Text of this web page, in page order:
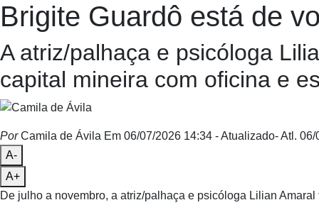
Brigite Guardô está de
A atriz/palhaça e psicóloga
capital mineira com oficina e
PorCamila de Ávila Em 06/07/2026 14:34 - Atualizado- Atl. 06/
A-
A+
De julho a novembro, a atriz/palhaça e psicóloga Lilian